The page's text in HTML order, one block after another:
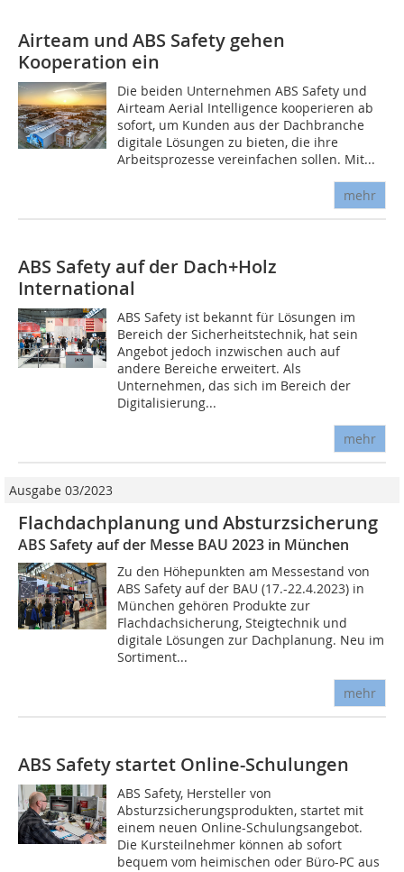
Airteam und ABS Safety gehen
Kooperation ein
Die beiden Unternehmen ABS Safety und
Airteam Aerial Intelligence kooperieren ab
sofort, um Kunden aus der Dachbranche
digitale Lösungen zu bieten, die ihre
Arbeitsprozesse vereinfachen sollen. Mit...
mehr
ABS Safety auf der Dach+Holz
International
ABS Safety ist bekannt für Lösungen im
Bereich der Sicherheitstechnik, hat sein
Angebot jedoch inzwischen auch auf
andere Bereiche erweitert. Als
Unternehmen, das sich im Bereich der
Digitalisierung...
mehr
Ausgabe 03/2023
Flachdachplanung und Absturzsicherung
ABS Safety auf der Messe BAU 2023 in München
Zu den Höhepunkten am Messestand von
ABS Safety auf der BAU (17.-22.4.2023) in
München gehören Produkte zur
Flachdachsicherung, Steigtechnik und
digitale Lösungen zur Dachplanung. Neu im
Sortiment...
mehr
ABS Safety startet Online-Schulungen
ABS Safety, Hersteller von
Absturzsicherungsprodukten, startet mit
einem neuen Online-Schulungsangebot.
Die Kursteilnehmer können ab sofort
bequem vom heimischen oder Büro-PC aus